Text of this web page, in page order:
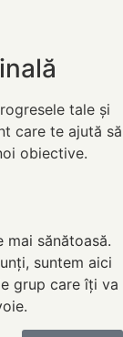
tale și
care te ajută să
obiective.
sănătoasă.
suntem aici
grup care îți va